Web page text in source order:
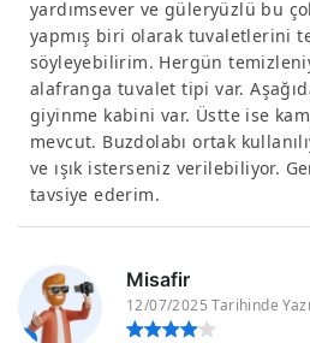
yardımsever ve güleryüzlü bu
yapmış biri olarak tuvaletlerini
söyleyebilirim. Hergün
alafranga tuvalet tipi var.
giyinme kabini var. Üstte ise
mevcut. Buzdolabı ortak
ve ışık isterseniz verilebiliyor.
tavsiye ederim.
Misafir
12/07/2025 Tarihinde